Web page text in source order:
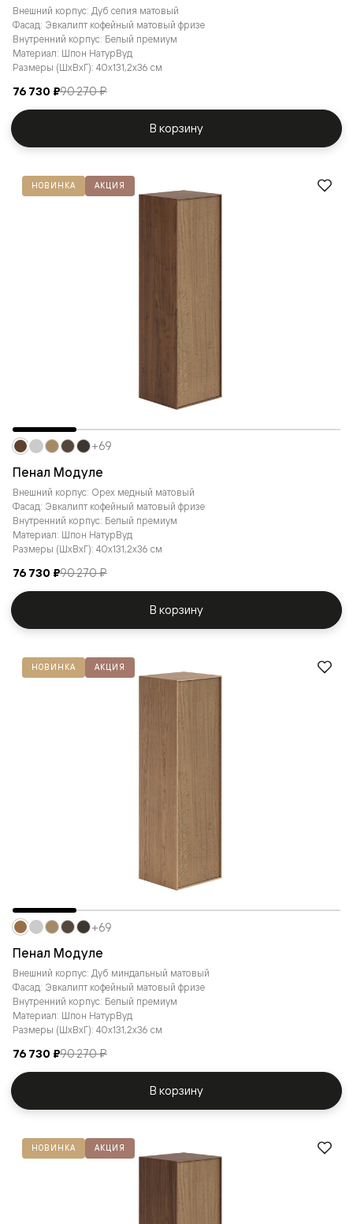
Внешний корпус: Дуб сепия матовый
Фасад: Эвкалипт кофейный матовый фризе
Внутренний корпус: Белый премиум
Материал: Шпон НатурВуд
Размеры (ШxВxГ): 40x131,2x36 см
76 730 ₽90 270 ₽
В корзину
НОВИНКА АКЦИЯ
Пенал Модуле
Внешний корпус: Орех медный матовый
Фасад: Эвкалипт кофейный матовый фризе
Внутренний корпус: Белый премиум
Материал: Шпон НатурВуд
Размеры (ШxВxГ): 40x131,2x36 см
76 730 ₽90 270 ₽
+69
В корзину
НОВИНКА АКЦИЯ
Пенал Модуле
Внешний корпус: Дуб миндальный матовый
Фасад: Эвкалипт кофейный матовый фризе
Внутренний корпус: Белый премиум
Материал: Шпон НатурВуд
Размеры (ШxВxГ): 40x131,2x36 см
76 730 ₽90 270 ₽
+69
В корзину
НОВИНКА АКЦИЯ